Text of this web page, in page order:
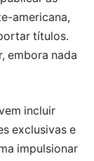
americana,
títulos.
embora nada
incluir
exclusivas e
impulsionar